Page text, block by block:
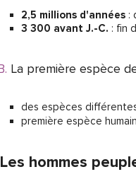
2,5 millions d'années:
3 300 avant J.-C. : fin
La première espèce
des espèces
première espèce
Les hommes